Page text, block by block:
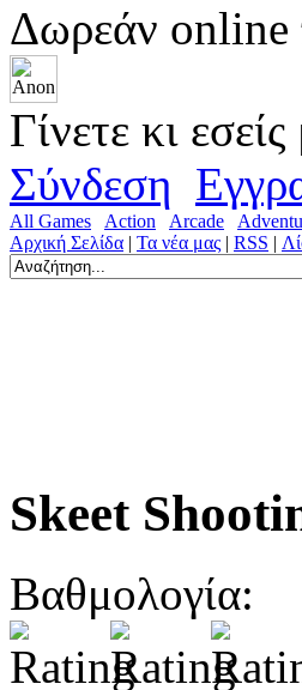
Δωρεάν online
Γίνετε κι
Σύνδεση
All Games Action Arcade
Αρχική Σελίδα | Τα νέα μας | RSS |
Skeet
Βαθμολογία: